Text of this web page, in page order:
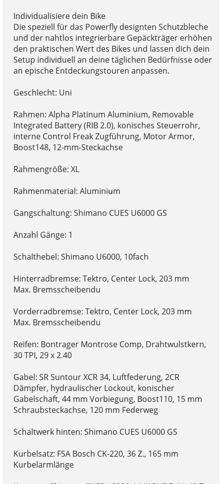
Individualisiere dein Bike
Die speziell für das Powerfly designten Schutzbleche
und der nahtlos integrierbare Gepäckträger erhöhen
den praktischen Wert des Bikes und lassen dich dein
Setup individuell an deine täglichen Bedürfnisse oder
an epische Entdeckungstouren anpassen.
Geschlecht: Uni
Rahmen: Alpha Platinum Aluminium, Removable
Integrated Battery (RIB 2.0), konisches Steuerrohr,
interne Control Freak Zugführung, Motor Armor,
Boost148, 12-mm-Steckachse
Rahmengröße: XL
Rahmenmaterial: Aluminium
Gangschaltung: Shimano CUES U6000 GS
Anzahl Gänge: 1
Schalthebel: Shimano U6000, 10fach
Hinterradbremse: Tektro, Center Lock, 203 mm
Max. Bremsscheibendu
Vorderradbremse: Tektro, Center Lock, 203 mm
Max. Bremsscheibendu
Reifen: Bontrager Montrose Comp, Drahtwulstkern,
30 TPI, 29 x 2.40
Gabel: SR Suntour XCR 34, Luftfederung, 2CR
Dämpfer, hydraulischer Lockout, konischer
Gabelschaft, 44 mm Vorbiegung, Boost110, 15 mm
Schraubsteckachse, 120 mm Federweg
Schaltwerk hinten: Shimano CUES U6000 GS
Kurbelsatz: FSA Bosch CK-220, 36 Z., 165 mm
Kurbelarmlänge